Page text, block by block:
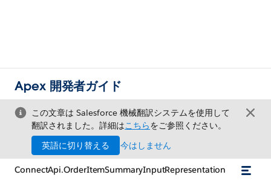
Apex 開発者ガイド
この文章は Salesforce 機械翻訳システムを使用して
翻訳されました。詳細はこちらをご参照ください。
英語に切り替える
今はしません
ConnectApi.OrderItemSummaryInputRepresentation